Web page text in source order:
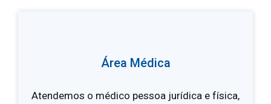
Área Médica
Atendemos o médico pessoa jurídica e física,